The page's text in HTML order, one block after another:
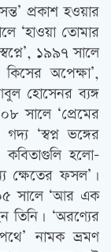
প্রকাশ হওয়ার
‘হাওয়া তোমার
১৯৯৭ সালে
অপেক্ষা’,
হোসেনর ব্যঙ্গ
সালে ‘প্রেমের
‘স্বপ্ন ভঙ্গের
হলো-
ক্ষেতের ফসল’।
সালে ‘আর এক
তিনি। ‘অরণ্যের
নামক ভ্রমণ